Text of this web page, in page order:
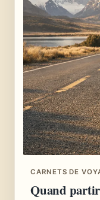
CARNETS DE
Quand partir